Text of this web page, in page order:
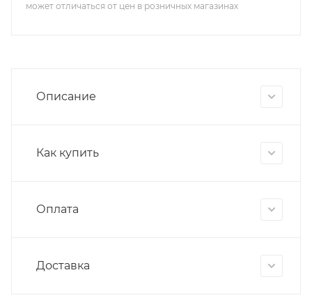
может отличаться от цен в розничных магазинах
Описание
Как купить
Оплата
Доставка